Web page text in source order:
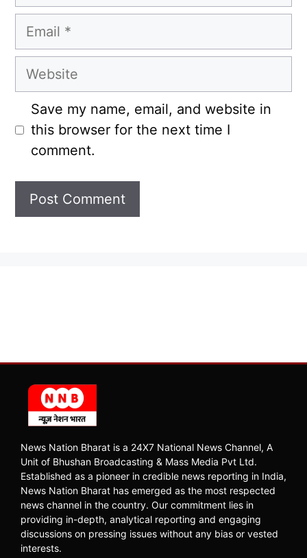
Email
Website
Save my name, email, and website in
this browser for the next time I
comment.
News Nation Bharat is a 24X7 National News Channel, A
Unit of Bhushan Broadcasting & Mass Media Pvt Ltd.
Established as a pioneer in credible news reporting in India,
News Nation Bharat has emerged as the most respected
news channel in the country. Our commitment lies in
providing in-depth, analytical reporting and engaging
discussions on pressing issues without any bias or vested
interests.